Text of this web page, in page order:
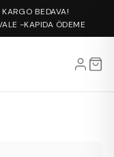
BEDAVA!
-KAPIDA ÖDEME